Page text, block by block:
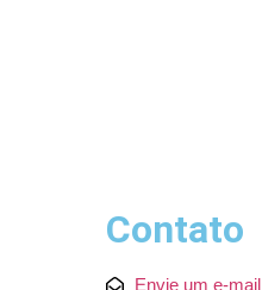
Contato
Envie um e-mail